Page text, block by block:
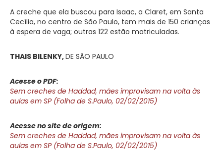
A creche que ela buscou para Isaac, a Claret, em Santa
Cecília, no centro de São Paulo, tem mais de 150 crianças
à espera de vaga; outras 122 estão matriculadas.
THAIS BILENKY,DE SÃO PAULO
Acesse o PDF:
Sem creches de Haddad, mães improvisam na volta às
aulas em SP (Folha de S.Paulo, 02/02/2015)
Acesse no site de origem:
Sem creches de Haddad, mães improvisam na volta às
aulas em SP (Folha de S.Paulo, 02/02/2015)